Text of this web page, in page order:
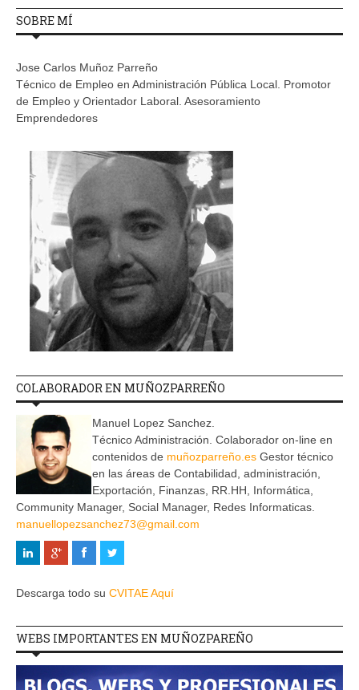
SOBRE MÍ
Jose Carlos Muñoz Parreño
Técnico de Empleo en Administración Pública Local. Promotor
de Empleo y Orientador Laboral. Asesoramiento
Emprendedores
COLABORADOR EN MUÑOZPARREÑO
Manuel Lopez Sanchez.
Técnico Administración. Colaborador on-line en
contenidos de muñozparreño.es Gestor técnico
en las áreas de Contabilidad, administración,
Exportación, Finanzas, RR.HH, Informática,
Community Manager, Social Manager, Redes Informaticas.
manuellopezsanchez73@gmail.com
Descarga todo su CVITAE Aquí
WEBS IMPORTANTES EN MUÑOZPAREÑO